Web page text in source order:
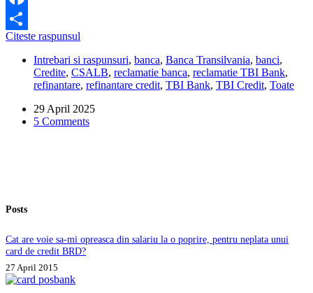
Facebook
Share
Citeste raspunsul
nu-
mi
dă
de
reziliere
Intrebari si raspunsuri, banca, Banca Transilvania, banci,
Credite, CSALB, reclamatie banca, reclamatie TBI Bank,
refinantare, refinantare credit, TBI Bank, TBI Credit, Toate
29 April 2025
5 Comments
Posts
Cat are voie sa-mi opreasca din salariu la o poprire, pentru neplata unui
card de credit BRD?
27 April 2015